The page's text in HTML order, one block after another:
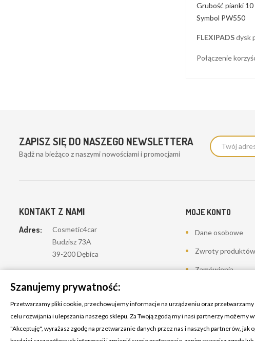
Grubość pianki 10
Symbol PW550
FLEXIPADSdysk
Połączenie
ZAPISZ SIĘ DO NASZEGO NEWSLETTERA
Bądż na bieżąco z naszymi nowościami i promocjami
KONTAKT Z NAMI
Adres:
Cosmetic4car
Budzisz 73A
39-200 Dębica
Klaudia:
Email: biuro@c4c.pl
MOJE KONTO
Dane osobowe
Zwroty produktów
Zamówienia
Adresy
Kupony
Szanujemy prywatność:
Przetwarzamy pliki cookie, przechowujemy informacje na urządzeniu oraz
celu rozwijania i ulepszania naszego sklepu. Za Twoją zgodą my i nasi partnerzy możemy
"Akceptuję", wyrażasz zgodę na przetwarzanie danych przez nas i naszych partnerów,